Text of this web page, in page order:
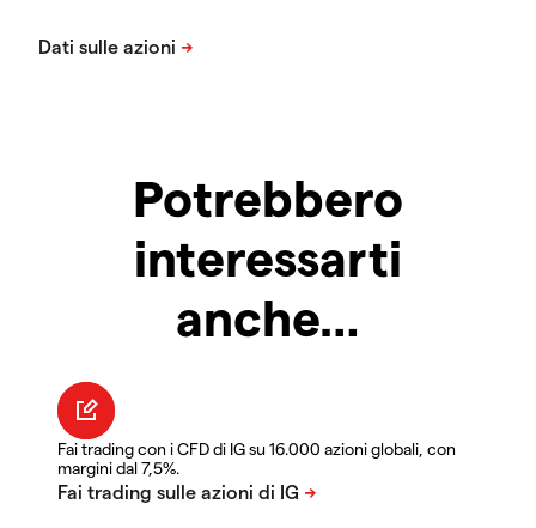
Potrebbero
interessarti
anche…
Fai trading con i CFD di IG su 16.000 azioni globali, con
margini dal 7,5%.